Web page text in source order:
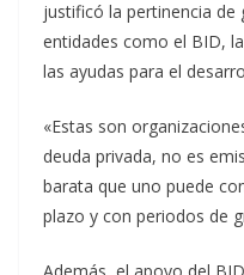
justificó la pertinencia
entidades como el BID,
las ayudas para el
«Estas son
deuda privada, no es
barata que uno puede
plazo y con periodos de